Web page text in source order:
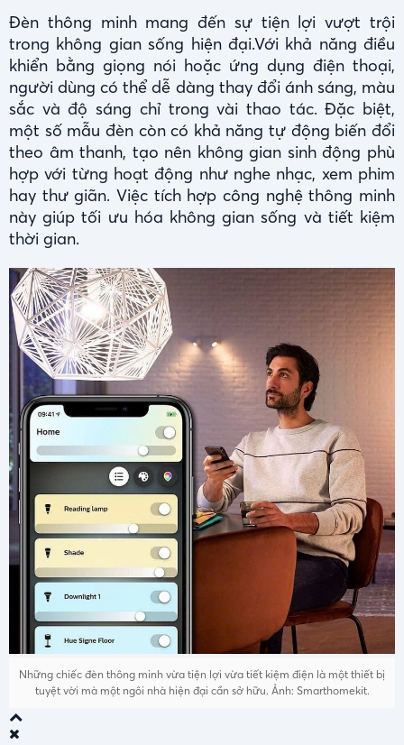
Đèn thông minh mang đến sự tiện lợi vượt trội
trong không gian sống hiện đại.Với khả năng điều
khiển bằng giọng nói hoặc ứng dụng điện thoại,
người dùng có thể dễ dàng thay đổi ánh sáng, màu
sắc và độ sáng chỉ trong vài thao tác. Đặc biệt,
một số mẫu đèn còn có khả năng tự động biến đổi
theo âm thanh, tạo nên không gian sinh động phù
hợp với từng hoạt động như nghe nhạc, xem phim
hay thư giãn. Việc tích hợp công nghệ thông minh
này giúp tối ưu hóa không gian sống và tiết kiệm
thời gian.
Những chiếc đèn thông minh vừa tiện lợi vừa tiết kiệm điện là một thiết bị
tuyệt vời mà một ngôi nhà hiện đại cần sở hữu. Ảnh: Smarthomekit.